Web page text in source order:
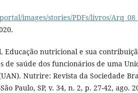
images/stories/PDFs/livros/
Educação nutricional e sua
de saúde dos funcionários de uma
Nutrire: Revista da Sociedade
Paulo, SP, v. 34, n. 2, p. 27-42, ago.